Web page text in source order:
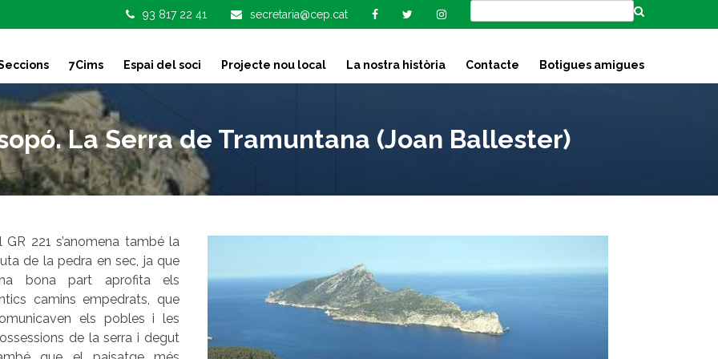
93 817 22 41 secretaria@cep.cat
7Cims Espai del soci Projecte nou local La nostra història Contacte Botigues amigues
La Serra de Tramuntana (Joan Ballester)
GR 221 s’anomena també la
de la pedra en sec, ja que
bona part aprofita els
camins empedrats, que
els pobles i les
de la serra i degut